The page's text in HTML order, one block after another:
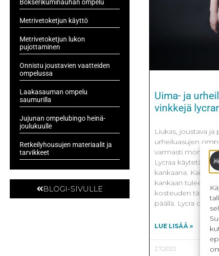
Bokserikuminauhan ompelu
Metrivetoketjun käyttö
Metrivetoketjun lukon
pujottaminen
Onnistu joustavien vaatteiden
ompelussa
Laakasauman ompelu
saumurilla
Jujunan ompelubingo heinä-
joulukuulle
Retkeilyhousujen materiaalit ja
tarvikkeet
BLOGI-SIVULLE
Uima- ja
vinkkejä
Liukas, joustava ja
urheiluasujen
varmasti monelle
Lycraa käytetään
kankaana. Kaikkia
kankaan tulee olla
kosteuden täytyy
päällä. Lycra
LUE LISÄÄ »
2.7.2022